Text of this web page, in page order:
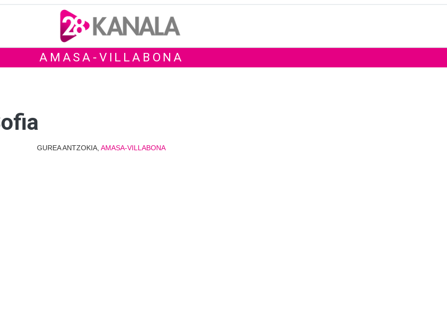
AMASA-VILLABONA
GUREA ANTZOKIA, AMASA-VILLABONA